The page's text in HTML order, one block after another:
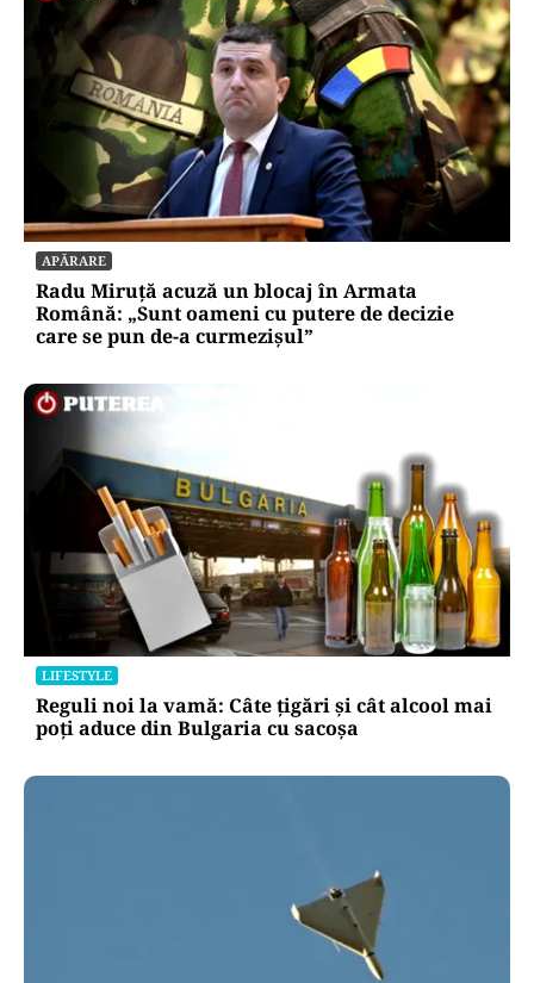
APĂRARE
Radu Miruță acuză un blocaj în Armata
Română: „Sunt oameni cu putere de decizie
care se pun de-a curmezișul”
LIFESTYLE
Reguli noi la vamă: Câte țigări și cât alcool mai
poți aduce din Bulgaria cu sacoșa